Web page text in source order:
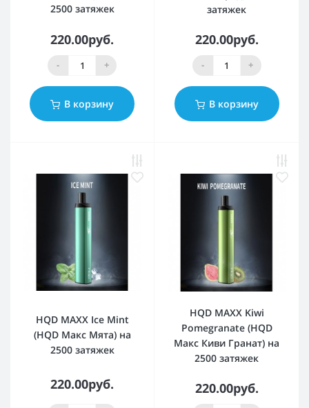
2500 затяжек
220.00руб.
- +
В корзину
затяжек
220.00руб.
- +
В корзину
HQD MAXX Ice Mint
(HQD Макс Мята) на
2500 затяжек
220.00руб.
HQD MAXX Kiwi
Pomegranate (HQD
Макс Киви Гранат) на
2500 затяжек
220.00руб.